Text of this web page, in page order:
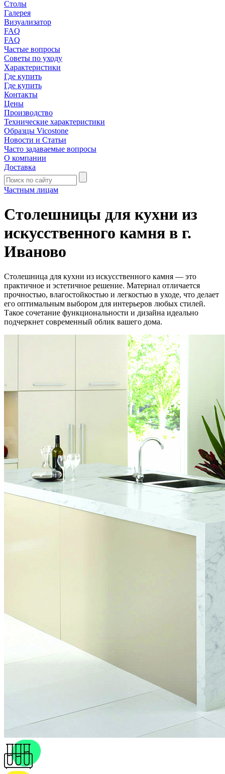
Столы
Галерея
Визуализатор
FAQ
FAQ
Частые вопросы
Советы по уходу
Характеристики
Где купить
Где купить
Контакты
Цены
Производство
Технические характеристики
Образцы Vicostone
Новости и Статьи
Часто задаваемые вопросы
О компании
Доставка
Частным лицам
Столешницы для кухни из
искусственного камня в г.
Иваново
Столешница для кухни из искусственного камня — это
практичное и эстетичное решение. Материал отличается
прочностью, влагостойкостью и легкостью в уходе, что делает
его оптимальным выбором для интерьеров любых стилей.
Такое сочетание функциональности и дизайна идеально
подчеркнет современный облик вашего дома.